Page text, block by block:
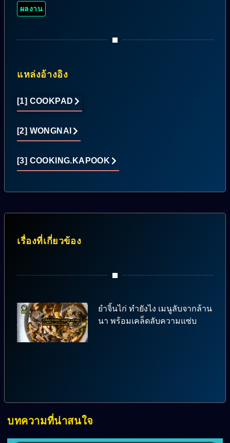
ผลงาน
แหล่งอ้างอิง
[1] COOKPAD
[2] WONGNAI
[3] COOKING.KAPOOK
เรื่องที่เกี่ยวข้อง
ยำจิ้นไก่ ทำยังไง เมนูลับจากล้าน
นา พร้อมเคล็ดลับความแซ่บ
บทความที่น่าสนใจ